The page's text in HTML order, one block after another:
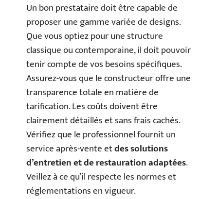
Un bon prestataire doit être capable de
proposer une gamme variée de designs.
Que vous optiez pour une structure
classique ou contemporaine, il doit pouvoir
tenir compte de vos besoins spécifiques.
Assurez-vous que le constructeur offre une
transparence totale en matière de
tarification. Les coûts doivent être
clairement détaillés et sans frais cachés.
Vérifiez que le professionnel fournit un
service après-vente etdes solutions
d’entretien et de restauration adaptées.
Veillez à ce qu’il respecte les normes et
réglementations en vigueur.